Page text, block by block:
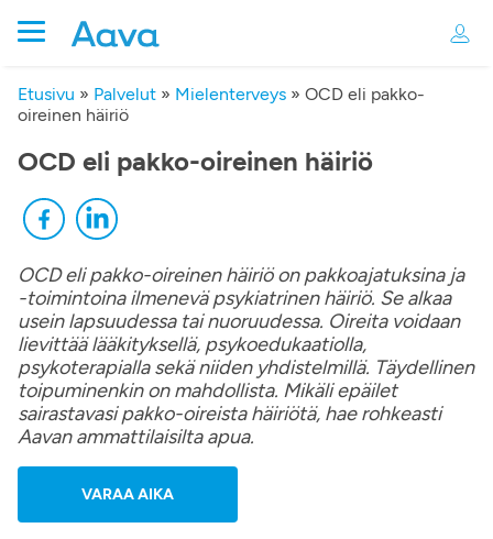
Etusivu » Palvelut » Mielenterveys » OCD eli pakko-
oireinen häiriö
OCD eli pakko-oireinen häiriö
OCD eli pakko-oireinen häiriö on pakkoajatuksina ja
-toimintoina ilmenevä psykiatrinen häiriö. Se alkaa
usein lapsuudessa tai nuoruudessa. Oireita voidaan
lievittää lääkityksellä, psykoedukaatiolla,
psykoterapialla sekä niiden yhdistelmillä. Täydellinen
toipuminenkin on mahdollista. Mikäli epäilet
sairastavasi pakko-oireista häiriötä, hae rohkeasti
Aavan ammattilaisilta apua.
VARAA AIKA